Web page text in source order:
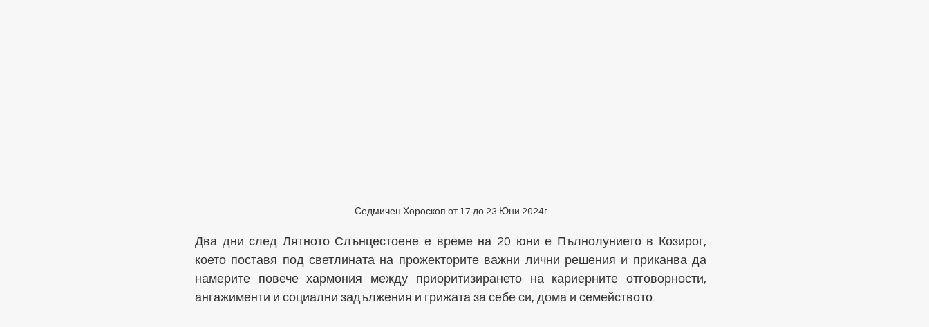
Седмичен Хороскоп от 17 до 23 Юни 2024г
Два дни след Лятното Слънцестоене е време на 20 юни е Пълнолунието в Козирог,
което поставя под светлината на прожекторите важни лични решения и приканва да
намерите повече хармония между приоритизирането на кариерните отговорности,
ангажименти и социални задължения и грижата за себе си, дома и семейството.